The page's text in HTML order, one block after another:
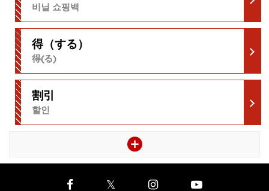
비닐 쇼핑백
得（する）
得(る)
割引
할인